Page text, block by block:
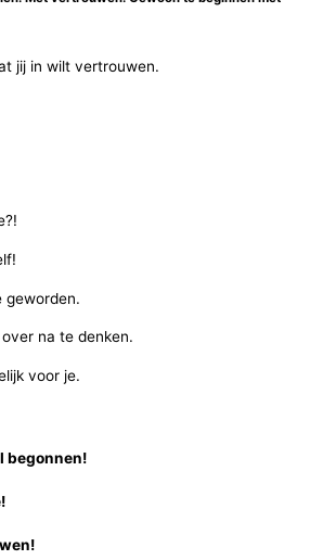
jij in wilt vertrouwen.
geworden.
na te denken.
voor je.
begonnen!